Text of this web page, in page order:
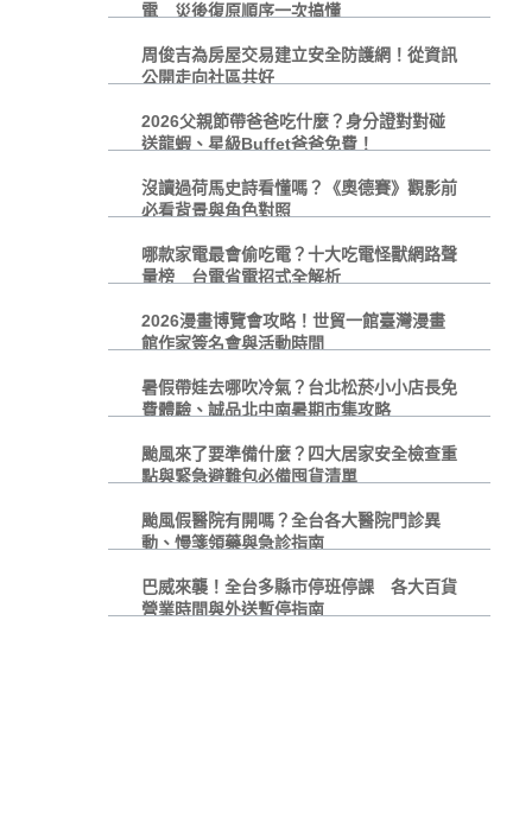
電 災後復原順序一次搞懂
周俊吉為房屋交易建立安全防護網！從資訊
公開走向社區共好
2026父親節帶爸爸吃什麼？身分證對對碰
送龍蝦、星級Buffet爸爸免費！
沒讀過荷馬史詩看懂嗎？《奧德賽》觀影前
必看背景與角色對照
哪款家電最會偷吃電？十大吃電怪獸網路聲
量榜 台電省電招式全解析
2026漫畫博覽會攻略！世貿一館臺灣漫畫
館作家簽名會與活動時間
暑假帶娃去哪吹冷氣？台北松菸小小店長免
費體驗、誠品北中南暑期市集攻略
颱風來了要準備什麼？四大居家安全檢查重
點與緊急避難包必備囤貨清單
颱風假醫院有開嗎？全台各大醫院門診異
動、慢箋領藥與急診指南
巴威來襲！全台多縣市停班停課 各大百貨
營業時間與外送暫停指南